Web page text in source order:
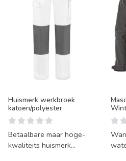
Huismerk werkbroek
katoen/polyester
Betaalbare maar hoge-
kwaliteits huismerk